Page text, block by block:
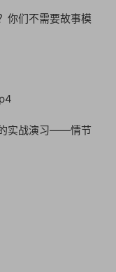
你们不需要故事模
实战演习——情节